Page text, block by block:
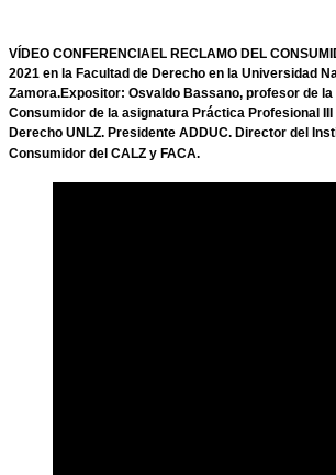
VÍDEO CONFERENCIAEL RECLAMO DEL
2021 en la Facultad de Derecho en la Universidad
Zamora.Expositor: Osvaldo Bassano, profesor de
Consumidor de la asignatura Práctica Profesional III
Derecho UNLZ. Presidente ADDUC. Director del
Consumidor del CALZ y FACA.